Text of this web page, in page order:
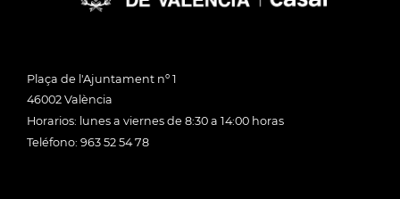
Plaça de l'Ajuntament nº 1
46002 València
Horarios: lunes a viernes de 8:30 a 14:00 horas
Teléfono: 963 52 54 78